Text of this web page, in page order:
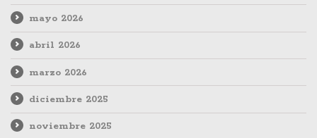
mayo 2026
abril 2026
marzo 2026
diciembre 2025
noviembre 2025